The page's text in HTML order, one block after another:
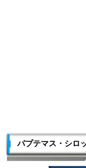
パプテマス・シロ